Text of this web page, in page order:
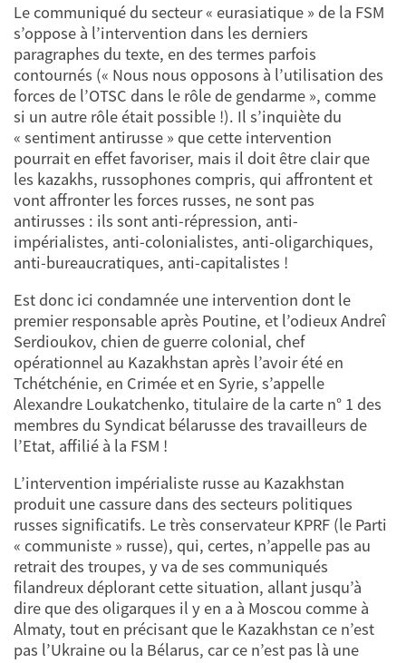
Le communiqué du secteur « eurasiatique » de la FSM
s’oppose à l’intervention dans les derniers
paragraphes du texte, en des termes parfois
contournés (« Nous nous opposons à l’utilisation des
forces de l’OTSC dans le rôle de gendarme », comme
si un autre rôle était possible !). Il s’inquiète du
« sentiment antirusse » que cette intervention
pourrait en effet favoriser, mais il doit être clair que
les kazakhs, russophones compris, qui affrontent et
vont affronter les forces russes, ne sont pas
antirusses : ils sont anti-répression, anti-
impérialistes, anti-colonialistes, anti-oligarchiques,
anti-bureaucratiques, anti-capitalistes !
Est donc ici condamnée une intervention dont le
premier responsable après Poutine, et l’odieux Andreî
Serdioukov, chien de guerre colonial, chef
opérationnel au Kazakhstan après l’avoir été en
Tchétchénie, en Crimée et en Syrie, s’appelle
Alexandre Loukatchenko, titulaire de la carte n° 1 des
membres du Syndicat bélarusse des travailleurs de
l’Etat, affilié à la FSM !
L’intervention impérialiste russe au Kazakhstan
produit une cassure dans des secteurs politiques
russes significatifs. Le très conservateur KPRF (le Parti
« communiste » russe), qui, certes, n’appelle pas au
retrait des troupes, y va de ses communiqués
filandreux déplorant cette situation, allant jusqu’à
dire que des oligarques il y en a à Moscou comme à
Almaty, tout en précisant que le Kazakhstan ce n’est
pas l’Ukraine ou la Bélarus, car ce n’est pas là une